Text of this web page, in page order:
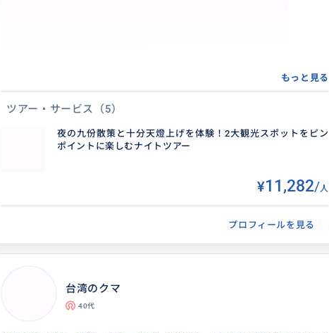
得意なジャンル / 分野
私達は「旅の総合商社」として、交通、宿泊、食事、物販、観光
もっと見る
ツアー・サービス （5）
夜の九份散策と十分天燈上げを体験！2大観光スポットをピン
ポイントに楽しむナイトツアー
¥11,282/人
プロフィールを見る
台湾のクマ
40代